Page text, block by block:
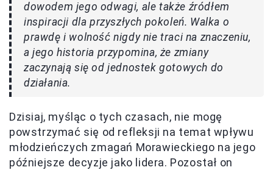
dowodem jego odwagi, ale także źródłem
inspiracji dla przyszłych pokoleń. Walka o
prawdę i wolność nigdy nie traci na znaczeniu,
a jego historia przypomina, że zmiany
zaczynają się od jednostek gotowych do
działania.
Dzisiaj, myśląc o tych czasach, nie mogę
powstrzymać się od refleksji na temat wpływu
młodzieńczych zmagań Morawieckiego na jego
późniejsze decyzje jako lidera. Pozostał on